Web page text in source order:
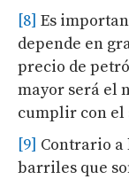
[8] Es
depende en
precio de
mayor será el
cumplir con el
[9] Contrario a
barriles que